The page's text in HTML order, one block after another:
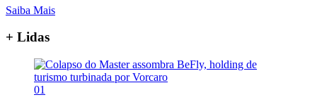
Saiba Mais
+ Lidas
01